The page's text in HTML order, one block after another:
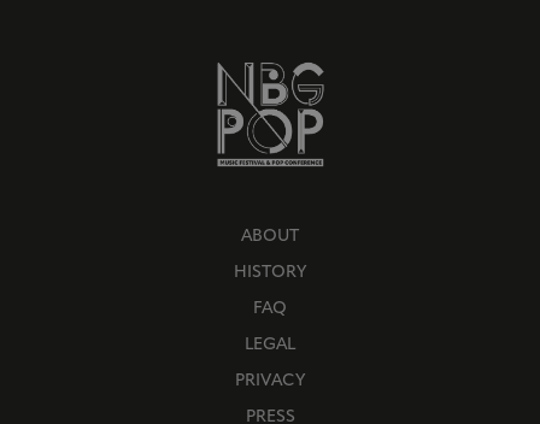
ABOUT
HISTORY
FAQ
LEGAL
PRIVACY
PRESS